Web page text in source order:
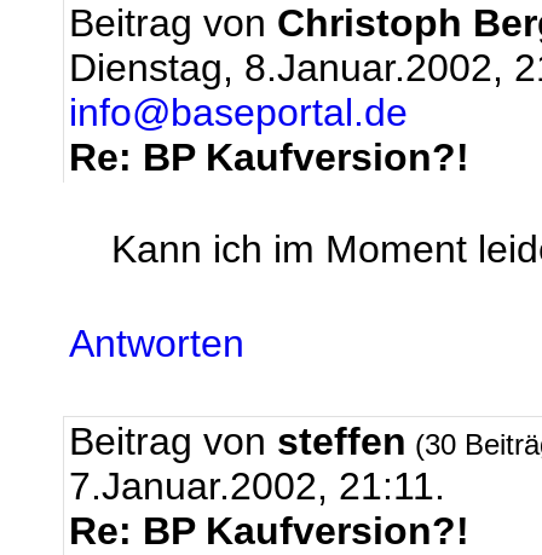
Beitrag von Christoph
Dienstag, 8.Januar.2002,
info@baseportal.de
Re: BP Kaufversion?!
Kann ich im Moment
Antworten
Beitrag von steffen (30
7.Januar.2002, 21:11.
Re: BP Kaufversion?!